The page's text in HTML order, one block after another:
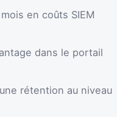
en coûts SIEM
dans le portail
rétention au niveau